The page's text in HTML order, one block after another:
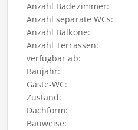
Anzahl Badezimmer:
Anzahl separate WCs:
Anzahl Balkone:
Anzahl Terrassen:
verfügbar ab:
Baujahr:
Gäste-WC:
Zustand:
Dachform:
Bauweise: